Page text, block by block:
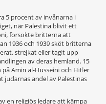
5 procent av invånarna i
när Palestina blivit ett
försökte britterna att
1936 och 1939 sköt britterna
strejkat eller tagit upp
av deras hemland. 15
Amin al-Husseini och Hitler
judarnas andel av Palestinas
en religiös ledare att kämpa